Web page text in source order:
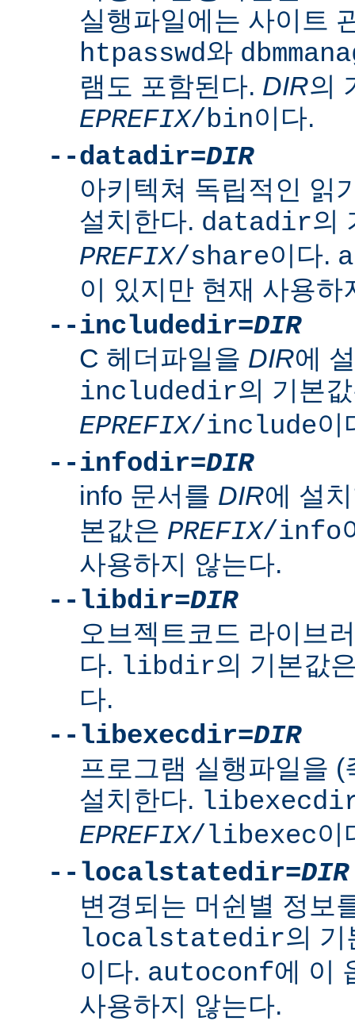
실행파일에는 사이트
htpasswd와
램도 포함된다. DIR의
EPREFIX/bin이다.
--datadir=DIR
아키텍쳐 독립적인 읽
설치한다. datadir의
PREFIX/share이다.
이 있지만 현재 사용하
--includedir=DIR
C 헤더파일을 DIR에
includedir의 기본
EPREFIX/include이
--infodir=DIR
info 문서를 DIR에 설
본값은 PREFIX/info
사용하지 않는다.
--libdir=DIR
오브젝트코드 라이브
다. libdir의 기본값
다.
--libexecdir=DIR
프로그램 실행파일을
설치한다.
EPREFIX/libexec이
--localstatedir=DIR
변경되는 머쉰별 정보
localstatedir의
이다. autoconf에 이
사용하지 않는다.